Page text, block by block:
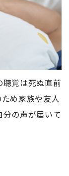
覚は死ぬ直前
め家族や友人
の声が届いて